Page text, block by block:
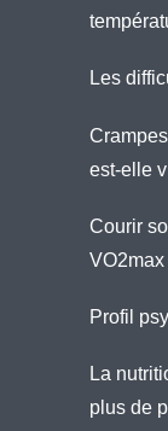
Les
est-elle
Courir
VO2max
Profil
La
plus de